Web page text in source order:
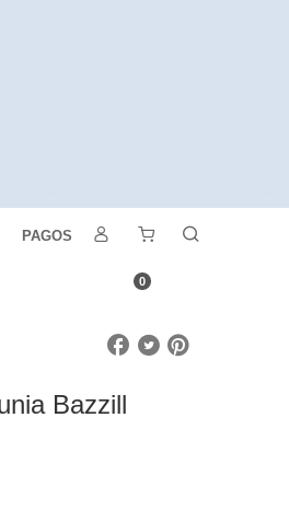
PAGOS
0
Bazzill